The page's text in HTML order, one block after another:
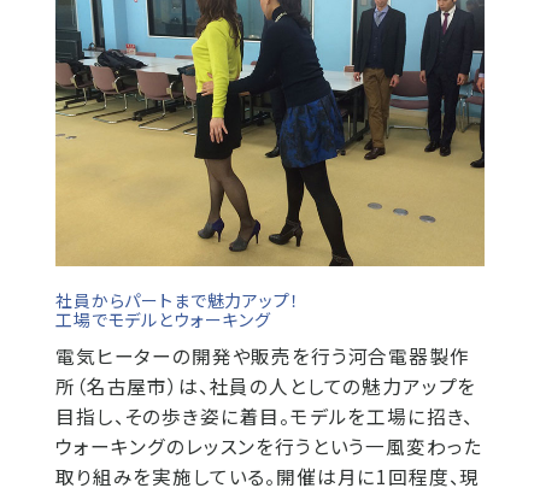
社員からパートまで魅力アップ！
工場でモデルとウォーキング
電気ヒーターの開発や販売を行う河合電器製作
所（名古屋市）は、社員の人としての魅力アップを
目指し、その歩き姿に着目。モデルを工場に招き、
ウォーキングのレッスンを行うという一風変わった
取り組みを実施している。開催は月に1回程度、現